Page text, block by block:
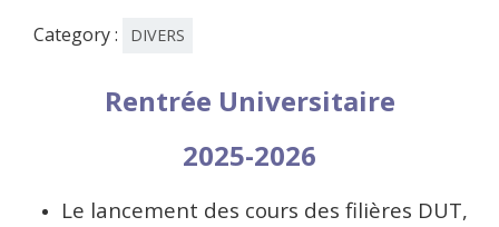
Category : DIVERS
Rentrée Universitaire
2025-2026
Le lancement des cours des filières DUT,